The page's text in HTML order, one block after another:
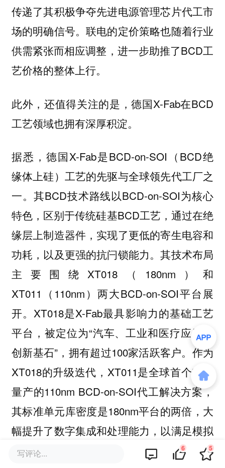
传递了其积极争夺先进电源管理芯片代工市
场的明确信号。联电的定价策略也随着行业
供需紧张而相应调整，进一步助推了BCD工
艺价格的整体上行。
此外，还值得关注的是，德国X-Fab在BCD
工艺领域也拥有深厚积淀。
据悉，德国X-Fab是BCD-on-SOI（BCD绝
缘体上硅）工艺的先驱与全球领先代工厂之
一。其BCD技术路线以BCD-on-SOI为核心
特色，区别于传统硅基BCD工艺，通过在绝
缘层上制造器件，实现了更低的寄生电容和
功耗，以及更强的抗闩锁能力。其技术布局
主要围绕XT018（180nm）和
XT011（110nm）两大BCD-on-SOI平台展
开。XT018是X-Fab最具影响力的基础工艺
平台，被定位为“汽车、工业和医疗应用的
创新基石”，拥有超过100家活跃客户。作为
XT018的升级迭代，XT011是全球首个实现
量产的110nm BCD-on-SOI代工解决方案，
其标准单元库密度是180nm平台的两倍，大
幅提升了数字集成和处理能力，以满足模拟
应用中对更高性能数字控制的需求。
写评论... 6 5